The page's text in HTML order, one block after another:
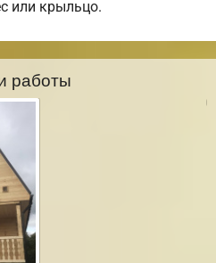
или крыльцо.
работы